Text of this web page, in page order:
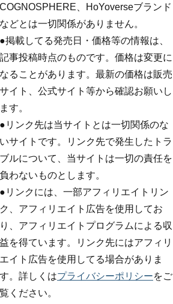
COGNOSPHERE、HoYoverseブランド
などとは一切関係がありません。
●掲載してる発売日・価格等の情報は、
記事投稿時点のものです。価格は変更に
なることがあります。最新の価格は販売
サイト、公式サイト等から確認お願いし
ます。
●リンク先は当サイトとは一切関係のな
いサイトです。リンク先で発生したトラ
ブルについて、当サイトは一切の責任を
負わないものとします。
●リンクには、一部アフィリエイトリン
ク、アフィリエイト広告を使用してお
り、アフィリエイトプログラムによる収
益を得ています。リンク先にはアフィリ
エイト広告を使用してる場合がありま
す。詳しくはプライバシーポリシーをご
覧ください。